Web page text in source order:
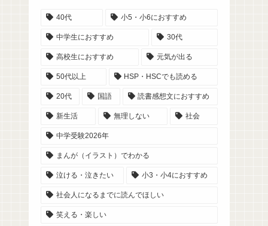
40代 小5・小6におすすめ
中学生におすすめ 30代
高校生におすすめ 元気が出る
50代以上 HSP・HSCでも読める
20代 国語 読書感想文におすすめ
新生活 無理しない 社会
中学受験2026年
まんが（イラスト）でわかる
泣ける・泣きたい 小3・小4におすすめ
社会人になるまでに読んでほしい
笑える・楽しい